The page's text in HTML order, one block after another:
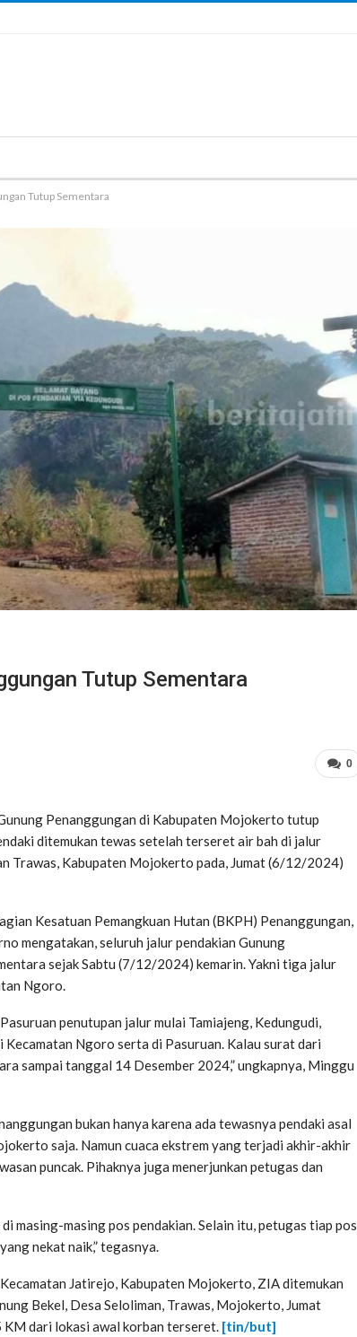
Tutup Sementara
Tutup Sementara
0
Penanggungan di Kabupaten Mojokerto tutup
ditemukan tewas setelah terseret air bah di jalur
Trawas, Kabupaten Mojokerto pada, Jumat (6/12/2024)
Kesatuan Pemangkuan Hutan (BKPH) Penanggungan,
mengatakan, seluruh jalur pendakian Gunung
sejak Sabtu (7/12/2024) kemarin. Yakni tiga jalur
Ngoro.
penutupan jalur mulai Tamiajeng, Kedungudi,
Ngoro serta di Pasuruan. Kalau surat dari
sampai tanggal 14 Desember 2024,” ungkapnya, Minggu
bukan hanya karena ada tewasnya pendaki asal
saja. Namun cuaca ekstrem yang terjadi akhir-akhir
puncak. Pihaknya juga menerjunkan petugas dan
masing-masing pos pendakian. Selain itu, petugas tiap pos
nekat naik,” tegasnya.
Jatirejo, Kabupaten Mojokerto, ZIA ditemukan
Bekel, Desa Seloliman, Trawas, Mojokerto, Jumat
dari lokasi awal korban terseret. [tin/but]